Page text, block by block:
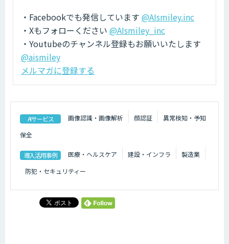
・Facebookでも発信しています @AIsmiley.inc
・Xもフォローください @AIsmiley_inc
・Youtubeのチャンネル登録もお願いいたします
@aismiley
メルマガに登録する
AIサービス 画像認識・画像解析 顔認証
異常検知・予知
保全
導入活用事例 医療・ヘルスケア 建設・インフラ
製造業
防犯・セキュリティー